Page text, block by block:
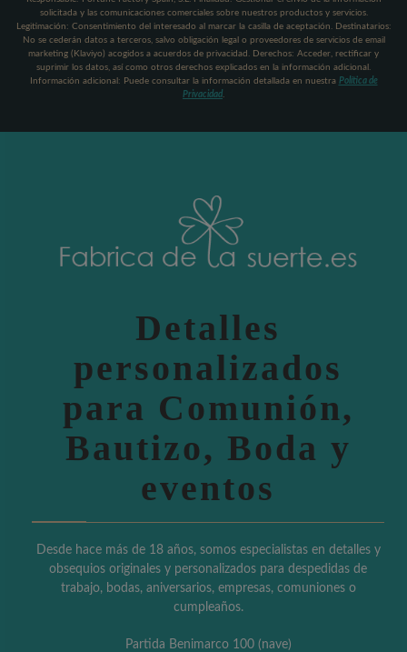
solicitada y las comunicaciones comerciales sobre nuestros productos y servicios.
Legitimación: Consentimiento del interesado al marcar la casilla de aceptación. Destinatarios:
No se cederán datos a terceros, salvo obligación legal o proveedores de servicios de email
marketing (Klaviyo) acogidos a acuerdos de privacidad. Derechos: Acceder, rectificar y
suprimir los datos, así como otros derechos explicados en la información adicional.
Información adicional: Puede consultar la información detallada en nuestra Política de
Privacidad
Detalles
personalizados
para Comunión,
Bautizo, Boda y
eventos
Desde hace más de 18 años, somos especialistas en detalles y
obsequios originales y personalizados para despedidas de
trabajo, bodas, aniversarios, empresas, comuniones o
cumpleaños.
Partida Benimarco 100 (nave)